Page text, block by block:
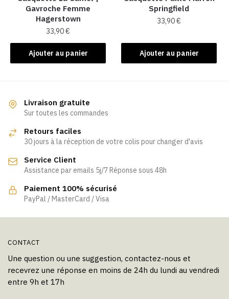
page
du
produit
page
du
Gavroche Femme
Hagerstown
33,90€
Ajouter au panier
Springfield
33,90€
Ajouter au panier
Livraison gratuite
Sur toutes les commandes
Retours faciles
30 jours à la réception de votre colis pour changer d'avis
Service Client
Assistance par emails 5j/7 Réponse sous 48h
Paiement 100% sécurisé
PayPal / MasterCard / Visa
CONTACT
Une question ou une suggestion, contactez-nous et
recevrez une réponse en moins de 24h du lundi au vendredi
entre 9h et 17h